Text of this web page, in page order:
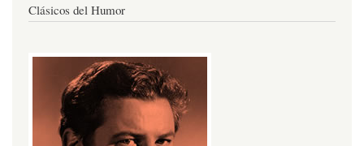
Clásicos del Humor